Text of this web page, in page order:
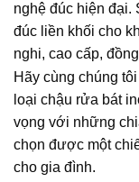
nghệ đúc hiện đại.
đúc liền khối cho
nghi, cao cấp,
Hãy cùng chúng
loại chậu rửa bát
vọng với những
chọn được một
cho gia đình.